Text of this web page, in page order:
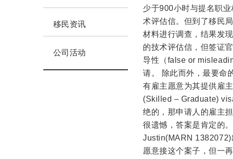
移民资讯
公司活动
少于900小时与提名职
术评估信。但到了移民
材料进行调查，结果发
的技术评估信，但签证
导性（false or
请。 除此而外，最要命
有雇主愿意为其提供雇
(Skilled – Graduate)
绝的，那申请人的雇主
很遗憾，答案是肯定的
Justin(MARN 1382072)
愿意接这个案子，但一